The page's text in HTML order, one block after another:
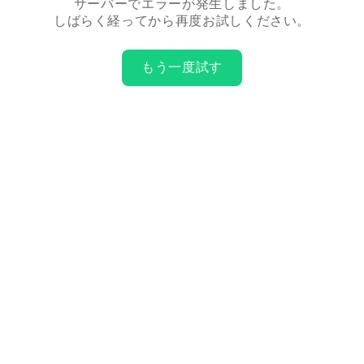
サーバーでエラーが発生しました。
しばらく経ってから再度お試しください。
もう一度試す